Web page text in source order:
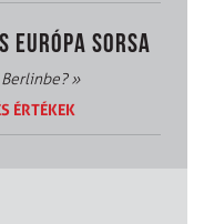
EURÓPA SORSA
Berlinbe?»
ÉRTÉKEK